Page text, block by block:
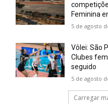
Feminina
5 de agosto
Vôlei: São
Clubes
seguido
5 de agosto
Carregar